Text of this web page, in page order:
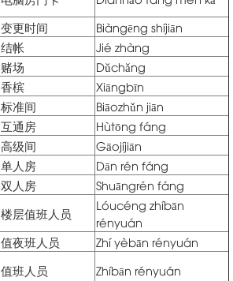
变更时间
Biàngēng shíjiān
结帐
Jié zhàng
赌场
Dǔchǎng
香槟
Xiāngbīn
标准间
Biāozhǔn jiān
互通房
Hùtōng fáng
高级间
Gāojíjiān
单人房
Dān rén fáng
双人房
Shuāngrén fáng
楼层值班人员
Lóucéng zhíbān
rényuán
值夜班人员
Zhí yèbān rényuán
值班人员
Zhíbān rényuán